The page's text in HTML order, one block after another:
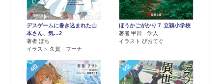
デスゲームに巻き込まれた山
本さん、気…2
著者 ぽち
イラスト 久賀 フーナ
ほうかごがかり７ 立穎小学校
著者 甲田 学人
イラスト ぴおてぐ
4位 5位